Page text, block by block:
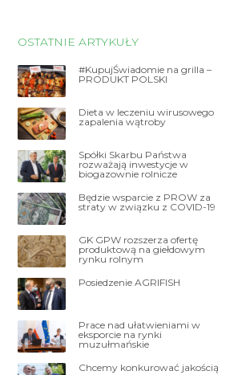
OSTATNIE ARTYKUŁY
#KupujŚwiadomie na grilla –
PRODUKT POLSKI
Dieta w leczeniu wirusowego
zapalenia wątroby
Spółki Skarbu Państwa
rozważają inwestycje w
biogazownie rolnicze
Będzie wsparcie z PROW za
straty w związku z COVID-19
GK GPW rozszerza ofertę
produktową na giełdowym
rynku rolnym
Posiedzenie AGRIFISH
Prace nad ułatwieniami w
eksporcie na rynki
muzułmańskie
Chcemy konkurować jakością